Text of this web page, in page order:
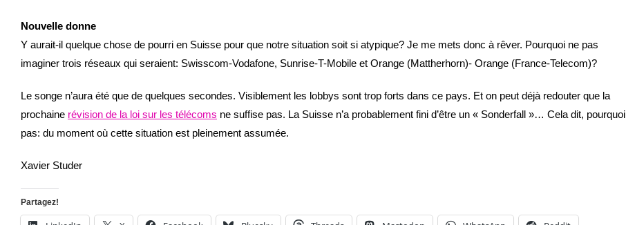
Nouvelle donne
Y aurait-il quelque chose de pourri en Suisse pour que notre situation soit si atypique? Je me mets donc à rêver. Pourquoi ne pas
imaginer trois réseaux qui seraient: Swisscom-Vodafone, Sunrise-T-Mobile et Orange (Mattherhorn)- Orange (France-Telecom)?
Le songe n’aura été que de quelques secondes. Visiblement les lobbys sont trop forts dans ce pays. Et on peut déjà redouter que la
prochaine révision de la loi sur les télécoms ne suffise pas. La Suisse n’a probablement fini d’être un « Sonderfall »… Cela dit, pourquoi
pas: du moment où cette situation est pleinement assumée.
Xavier Studer
Partagez!